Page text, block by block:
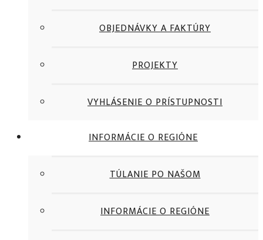
OBJEDNÁVKY A FAKTÚRY
PROJEKTY
VYHLÁSENIE O PRÍSTUPNOSTI
INFORMÁCIE O REGIÓNE
TÚLANIE PO NAŠOM
INFORMÁCIE O REGIÓNE